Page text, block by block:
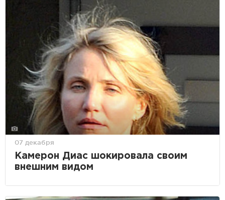
07 декабря
Камерон Диас шокировала своим
внешним видом